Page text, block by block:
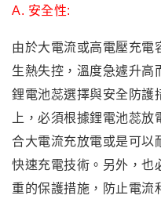
A. 安全性:
由於大電流或高電壓充電
生熱失控，溫度急遽升高
鋰電池蕊選擇與安全防護
上 ， 必須根據鋰電池蕊放
合大電流充放電或是可以
快速充電技術。另外 ，
重的保護措施 ，防止電流